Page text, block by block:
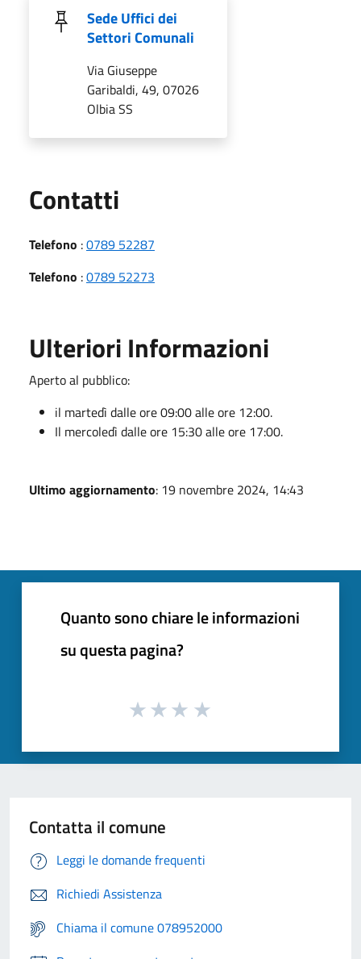
Sede Uffici dei
Settori Comunali
Via Giuseppe
Garibaldi, 49, 07026
Olbia SS
Contatti
Telefono :0789 52287
Telefono :0789 52273
Ulteriori Informazioni
Aperto al pubblico:
il martedì dalle ore 09:00 alle ore 12:00.
Il mercoledì dalle ore 15:30 alle ore 17:00.
Ultimo aggiornamento: 19 novembre 2024, 14:43
Quanto sono chiare le informazioni
su questa pagina?
Contatta il comune
Leggi le domande frequenti
Richiedi Assistenza
Chiama il comune 078952000